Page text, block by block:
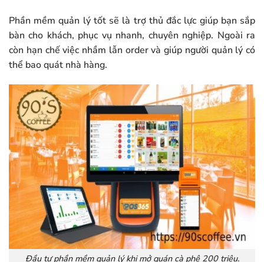
Phần mềm quản lý tốt sẽ là trợ thủ đắc lực giúp bạn sắp
bàn cho khách, phục vụ nhanh, chuyên nghiệp. Ngoài ra
còn hạn chế việc nhầm lẫn order và giúp người quản lý có
thể bao quát nhà hàng.
Đầu tư phần mềm quản lý khi mở quán cà phê 200 triệu.